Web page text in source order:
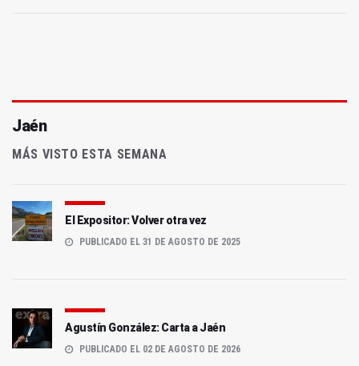
Jaén
MÁS VISTO ESTA SEMANA
El Expositor: Volver otra vez
PUBLICADO EL 31 DE AGOSTO DE 2025
Agustín González: Carta a Jaén
PUBLICADO EL 02 DE AGOSTO DE 2026